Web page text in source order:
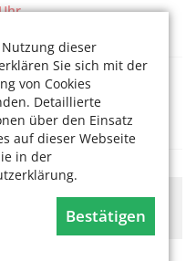
dieser
Sie sich mit der
von Cookies
Detaillierte
über den Einsatz
auf dieser Webseite
in der
Bestätigen
der wir uns
Cookie-Meldung.